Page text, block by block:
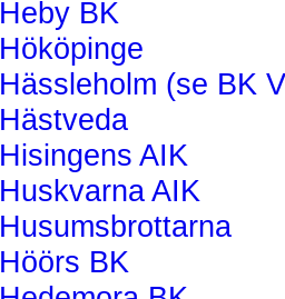
Heby BK
Hököpinge
Hässleholm (se BK
Hästveda
Hisingens AIK
Huskvarna AIK
Husumsbrottarna
Höörs BK